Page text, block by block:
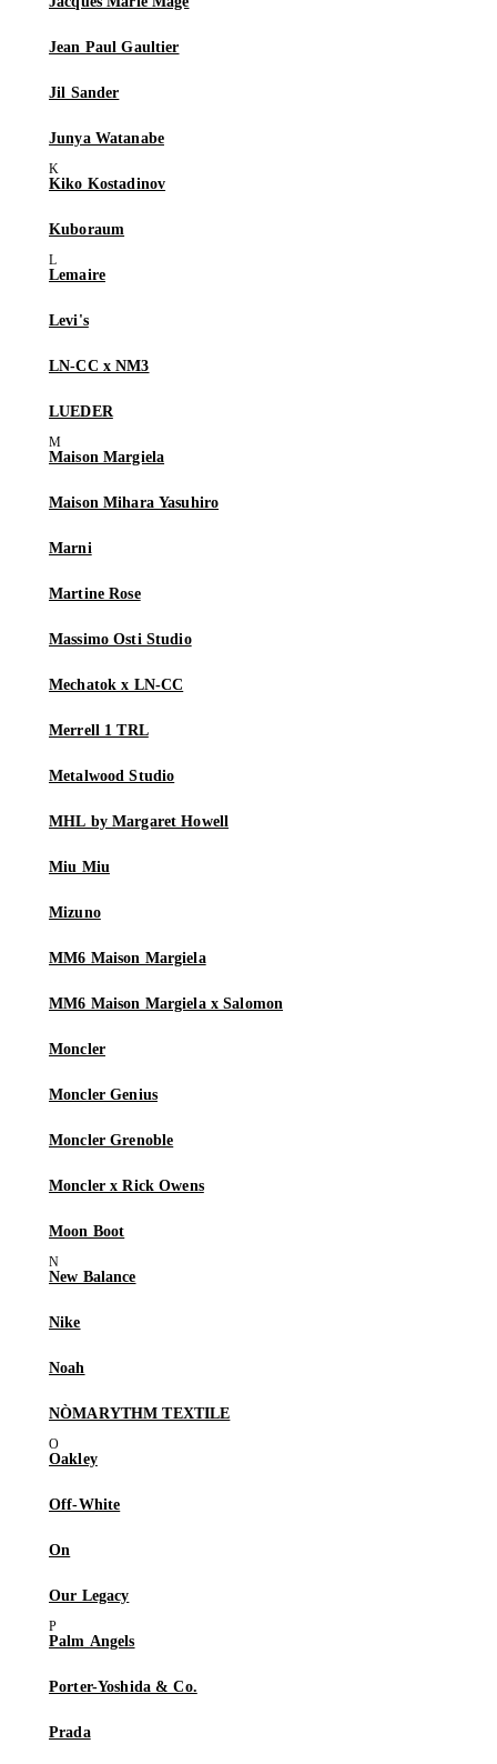
Jean Paul Gaultier
Jil Sander
Junya Watanabe
Kiko Kostadinov
Kuboraum
Lemaire
Levi's
LN-CC x NM3
LUEDER
Maison Margiela
Maison Mihara Yasuhiro
Marni
Martine Rose
Massimo Osti Studio
Mechatok x LN-CC
Merrell 1 TRL
Metalwood Studio
MHL by Margaret Howell
Miu Miu
Mizuno
MM6 Maison Margiela
MM6 Maison Margiela x Salomon
Moncler
Moncler Genius
Moncler Grenoble
Moncler x Rick Owens
Moon Boot
New Balance
Nike
Noah
NÒMARYTHM TEXTILE
Oakley
Off-White
On
Our Legacy
Palm Angels
Porter-Yoshida & Co.
Prada